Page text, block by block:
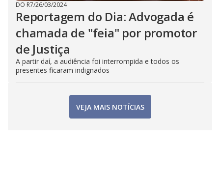
DO R7/26/03/2024
Reportagem do Dia: Advogada é
chamada de "feia" por promotor
de Justiça
A partir daí, a audiência foi interrompida e todos os
presentes ficaram indignados
VEJA MAIS NOTÍCIAS